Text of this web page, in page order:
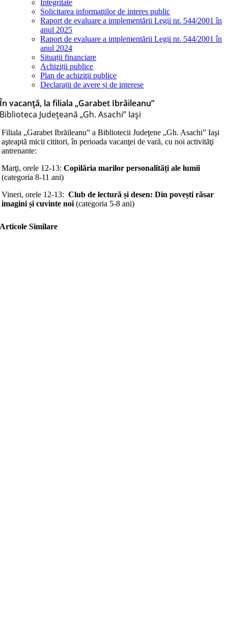
Integritate
Solicitarea informaţiilor de interes public
Raport de evaluare a implementării Legii nr. 544/2001 în
anul 2025
Raport de evaluare a implementării Legii nr. 544/2001 în
anul 2024
Situații financiare
Achiziții publice
Plan de achiziţii publice
Declarații de avere și de interese
În vacanţă, la filiala „Garabet Ibrăileanu”
Biblioteca Judeţeană „Gh. Asachi” Iaşi
Filiala „Garabet Ibrăileanu” a Bibliotecii Judeţene „Gh. Asachi” Iaşi
aşteaptă micii cititori, în perioada vacanţei de vară, cu noi activităţi
antrenante:
Marţi, orele 12-13: Copilăria marilor personalități ale lumii
(categoria 8-11 ani)
Vineri, orele 12-13: Club de lectură și desen: Din povești răsar
imagini și cuvinte noi (categoria 5-8 ani)
Articole Similare